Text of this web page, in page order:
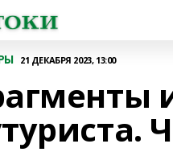
21 ДЕКАБРЯ 2023, 13:00